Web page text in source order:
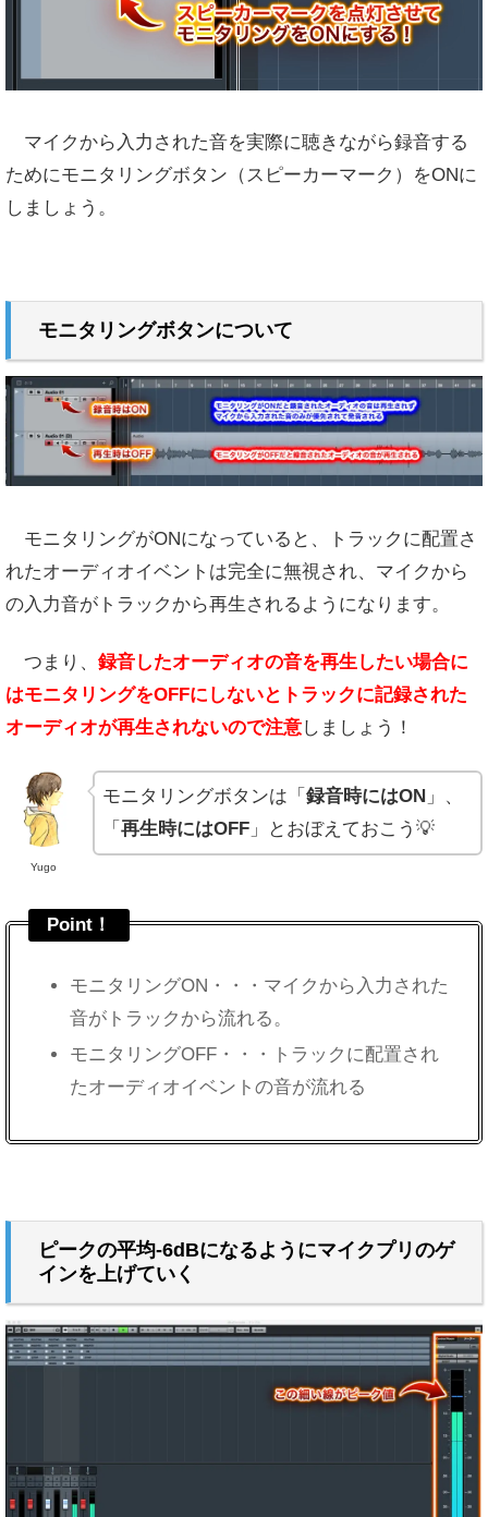
マイクから入力された音を実際に聴きながら録音する
ためにモニタリングボタン（スピーカーマーク）をONに
しましょう。
モニタリングボタンについて
モニタリングがONになっていると、トラックに配置さ
れたオーディオイベントは完全に無視され、マイクから
の入力音がトラックから再生されるようになります。
つまり、 録音したオーディオの音を再生したい場合に
はモニタリングをOFFにしないとトラックに記録された
オーディオが再生されないので注意しましょう！
Yugo
モニタリングボタンは「録音時にはON 」、
「再生時にはOFF 」とおぼえておこう💡
Point！
モニタリングON・・・マイクから入力された
音がトラックから流れる。
モニタリングOFF・・・トラックに配置され
たオーディオイベントの音が流れる
ピークの平均-6dBになるようにマイクプリのゲ
インを上げていく